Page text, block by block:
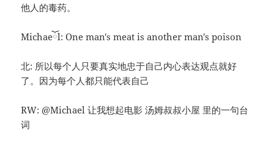
他人的毒药。
Michaeོl: One man's meat is another man's poison
北: 所以每个人只要真实地忠于自己内心表达观点就好
了。因为每个人都只能代表自己
RW: @Michael 让我想起电影 汤姆叔叔小屋 里的一句台
词